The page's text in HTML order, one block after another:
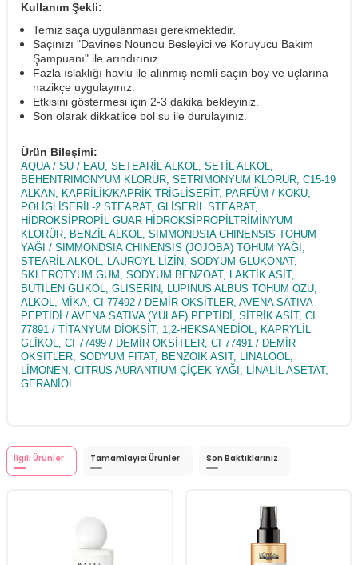
Kullanım Şekli:
Temiz saça uygulanması gerekmektedir.
Saçınızı "Davines Nounou Besleyici ve Koruyucu Bakım
Şampuanı" ile arındırınız.
Fazla ıslaklığı havlu ile alınmış nemli saçın boy ve uçlarına
nazikçe uygulayınız.
Etkisini göstermesi için 2-3 dakika bekleyiniz.
Son olarak dikkatlice bol su ile durulayınız.
Ürün Bileşimi:
AQUA / SU / EAU, SETEARİL ALKOL, SETİL ALKOL,
BEHENTRİMONYUM KLORÜR, SETRİMONYUM KLORÜR, C15-19
ALKAN, KAPRİLİK/KAPRİK TRİGLİSERİT, PARFÜM / KOKU,
POLİGLİSERİL-2 STEARAT, GLİSERİL STEARAT,
HİDROKSİPROPİL GUAR HİDROKSİPROPİLTRİMİNYUM
KLORÜR, BENZİL ALKOL, SIMMONDSIA CHINENSIS TOHUM
YAĞI / SIMMONDSIA CHINENSIS (JOJOBA) TOHUM YAĞI,
STEARİL ALKOL, LAUROYL LİZİN, SODYUM GLUKONAT,
SKLEROTYUM GUM, SODYUM BENZOAT, LAKTİK ASİT,
BUTİLEN GLİKOL, GLİSERİN, LUPINUS ALBUS TOHUM ÖZÜ,
ALKOL, MİKA, CI 77492 / DEMİR OKSİTLER, AVENA SATIVA
PEPTİDİ / AVENA SATIVA (YULAF) PEPTİDİ, SİTRİK ASİT, CI
77891 / TİTANYUM DİOKSİT, 1,2-HEKSANEDİOL, KAPRYLİL
GLİKOL, CI 77499 / DEMİR OKSİTLER, CI 77491 / DEMİR
OKSİTLER, SODYUM FİTAT, BENZOİK ASİT, LİNALOOL,
LİMONEN, CITRUS AURANTIUM ÇİÇEK YAĞI, LİNALİL ASETAT,
GERANİOL.
İlgili Ürünler Tamamlayıcı Ürünler Son Baktıklarınız